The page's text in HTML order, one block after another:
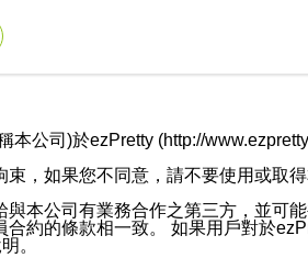
公司)於ezPretty (http://
，如果您不同意，請不要使用或取得
本公司有業務合作之第三方，並可
約的條款相一致。 如果用戶對於
。